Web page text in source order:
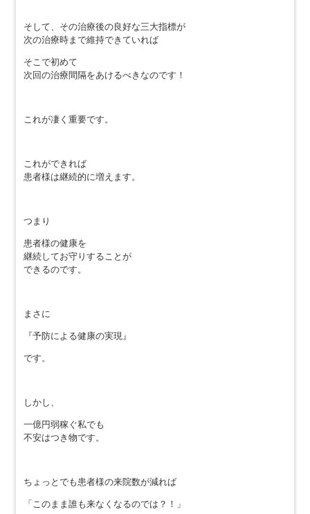
そして、その治療後の良好な三大指標が
次の治療時まで維持できていれば
そこで初めて
次回の治療間隔をあけるべきなのです！
これが凄く重要です。
これができれば
患者様は継続的に増えます。
つまり
患者様の健康を
継続してお守りすることが
できるのです。
まさに
『予防による健康の実現』
です。
しかし、
一億円弱稼ぐ私でも
不安はつき物です。
ちょっとでも患者様の来院数が減れば
「このまま誰も来なくなるのでは？！」